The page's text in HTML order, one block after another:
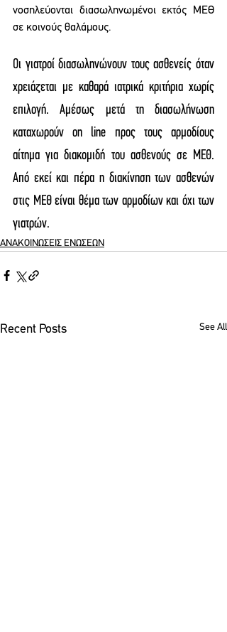
νοσηλεύονται διασωληνωμένοι εκτός ΜΕΘ
σε κοινούς θαλάμους.
Οι γιατροί διασωληνώνουν τους ασθενείς όταν
χρειάζεται με καθαρά ιατρικά κριτήρια χωρίς
επιλογή. Αμέσως μετά τη διασωλήνωση
καταχωρούν on line προς τους αρμοδίους
αίτημα για διακομιδή του ασθενούς σε ΜΕΘ.
Από εκεί και πέρα η διακίνηση των ασθενών
στις ΜΕΘ είναι θέμα των αρμοδίων και όχι των
γιατρών.
ΑΝΑΚΟΙΝΩΣΕΙΣ ΕΝΩΣΕΩΝ
Recent Posts See All